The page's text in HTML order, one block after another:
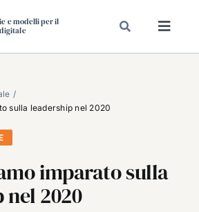
e modelli per il
REDAZIONE
sulla leadership nel 2020
imparato sulla
2020